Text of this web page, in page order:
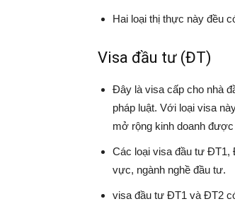
Hai loại thị thực này đều
Visa đầu tư (ĐT)
Đây là visa cấp cho nhà
pháp luật. Với loại visa
mở rộng kinh doanh
Các loại visa đầu tư
vực, ngành nghề đầu tư.
visa đầu tư ĐT1 và ĐT2